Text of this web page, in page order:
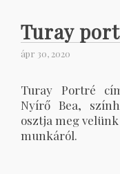
Turay
ápr 30, 2020
Turay Portré
Nyírő Bea,
osztja meg
munkáról.